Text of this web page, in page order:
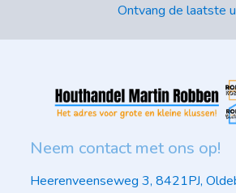
Ontvang de laatste
Neem contact met ons op!
Heerenveenseweg 3, 8421PJ,